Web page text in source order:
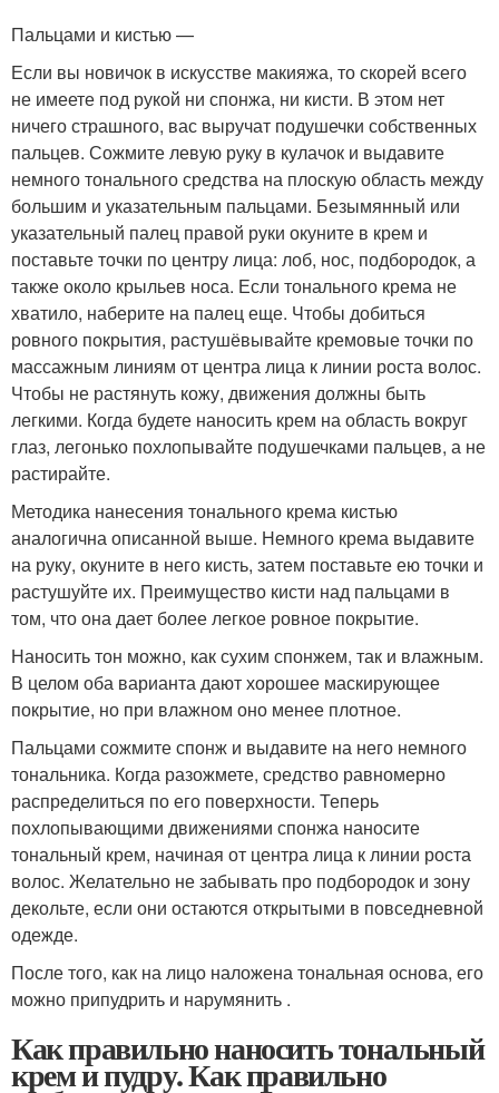
Пальцами и кистью —
Если вы новичок в искусстве макияжа, то скорей всего
не имеете под рукой ни спонжа, ни кисти. В этом нет
ничего страшного, вас выручат подушечки собственных
пальцев. Сожмите левую руку в кулачок и выдавите
немного тонального средства на плоскую область между
большим и указательным пальцами. Безымянный или
указательный палец правой руки окуните в крем и
поставьте точки по центру лица: лоб, нос, подбородок, а
также около крыльев носа. Если тонального крема не
хватило, наберите на палец еще. Чтобы добиться
ровного покрытия, растушёвывайте кремовые точки по
массажным линиям от центра лица к линии роста волос.
Чтобы не растянуть кожу, движения должны быть
легкими. Когда будете наносить крем на область вокруг
глаз, легонько похлопывайте подушечками пальцев, а не
растирайте.
Методика нанесения тонального крема кистью
аналогична описанной выше. Немного крема выдавите
на руку, окуните в него кисть, затем поставьте ею точки и
растушуйте их. Преимущество кисти над пальцами в
том, что она дает более легкое ровное покрытие.
Наносить тон можно, как сухим спонжем, так и влажным.
В целом оба варианта дают хорошее маскирующее
покрытие, но при влажном оно менее плотное.
Пальцами сожмите спонж и выдавите на него немного
тональника. Когда разожмете, средство равномерно
распределиться по его поверхности. Теперь
похлопывающими движениями спонжа наносите
тональный крем, начиная от центра лица к линии роста
волос. Желательно не забывать про подбородок и зону
декольте, если они остаются открытыми в повседневной
одежде.
После того, как на лицо наложена тональная основа, его
можно припудрить и нарумянить .
Как правильно наносить тональный
крем и пудру. Как правильно